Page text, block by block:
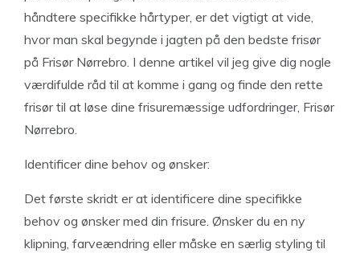
håndtere specifikke hårtyper, er det vigtigt at vide,
hvor man skal begynde i jagten på den bedste frisør
på Frisør Nørrebro. I denne artikel vil jeg give dig nogle
værdifulde råd til at komme i gang og finde den rette
frisør til at løse dine frisuremæssige udfordringer, Frisør
Nørrebro.
Identificer dine behov og ønsker:
Det første skridt er at identificere dine specifikke
behov og ønsker med din frisure. Ønsker du en ny
klipning, farveændring eller måske en særlig styling til